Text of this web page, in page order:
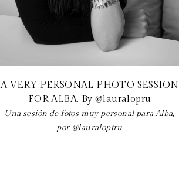
A VERY PERSONAL PHOTO SESSION
FOR ALBA. By @lauralopru
Una sesión de fotos muy personal para Alba,
por @lauraloptru